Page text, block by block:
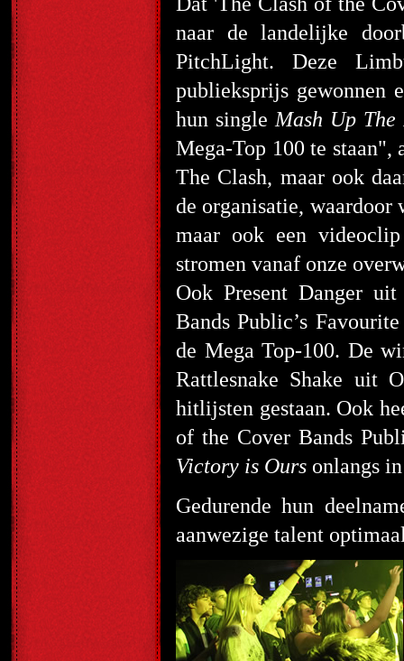
naar de landelijke
PitchLight. Deze
publieksprijs gewonnen
hun single Mash Up The
Mega-Top 100 te
The Clash, maar ook
de organisatie, waardoor
maar ook een
stromen vanaf onze
Ook Present Danger
Bands Public’s
de Mega Top-100. De
Rattlesnake Shake uit
hitlijsten gestaan. Ook
of the Cover Bands
Victory is Ours onlangs
Gedurende hun
aanwezige talent